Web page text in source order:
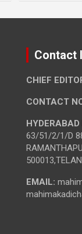
Contact
CHIEF
CONTACT
HYDERABAD
63/51/2/1/D
EMAIL: